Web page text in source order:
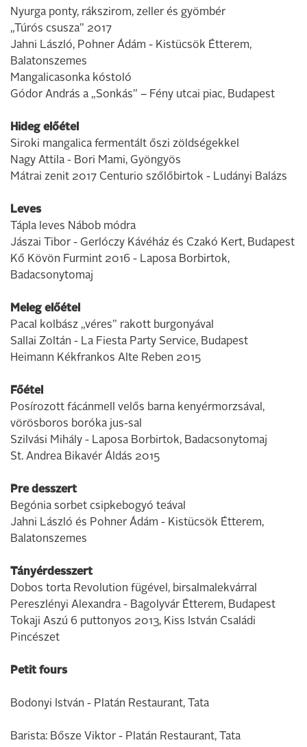
Nyurga ponty, rákszirom, zeller és gyömbér
„Túrós csusza” 2017
Jahni László, Pohner Ádám - Kistücsök Étterem,
Balatonszemes
Mangalicasonka kóstoló
Gódor András a „Sonkás” – Fény utcai piac, Budapest
Hideg előétel
Siroki mangalica fermentált őszi zöldségekkel
Nagy Attila - Bori Mami, Gyöngyös
Mátrai zenit 2017 Centurio szőlőbirtok - Ludányi Balázs
Leves
Tápla leves Nábob módra
Jászai Tibor - Gerlóczy Kávéház és Czakó Kert, Budapest
Kő Kövön Furmint 2016 - Laposa Borbirtok,
Badacsonytomaj
Meleg előétel
Pacal kolbász „véres” rakott burgonyával
Sallai Zoltán - La Fiesta Party Service, Budapest
Heimann Kékfrankos Alte Reben 2015
Főétel
Posírozott fácánmell velős barna kenyérmorzsával,
vörösboros boróka jus-sal
Szilvási Mihály - Laposa Borbirtok, Badacsonytomaj
St. Andrea Bikavér Áldás 2015
Pre desszert
Begónia sorbet csipkebogyó teával
Jahni László és Pohner Ádám - Kistücsök Étterem,
Balatonszemes
Tányérdesszert
Dobos torta Revolution fügével, birsalmalekvárral
Pereszlényi Alexandra - Bagolyvár Étterem, Budapest
Tokaji Aszú 6 puttonyos 2013, Kiss István Családi
Pincészet
Petit fours
Bodonyi István - Platán Restaurant, Tata
Barista: Bősze Viktor - Platán Restaurant, Tata